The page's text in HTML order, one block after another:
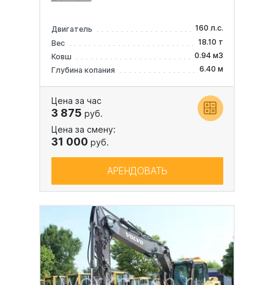
Двигатель
160 л.с.
Вес
18.10 т
Ковш
0.94 м3
Глубина копания
6.40 м
Цена за час
3 875 руб.
Цена за смену:
31 000 руб.
АРЕНДОВАТЬ